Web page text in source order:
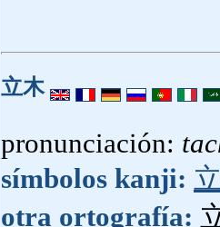
立木
pronunciación:
símbolos kanji:
otra ortografía: